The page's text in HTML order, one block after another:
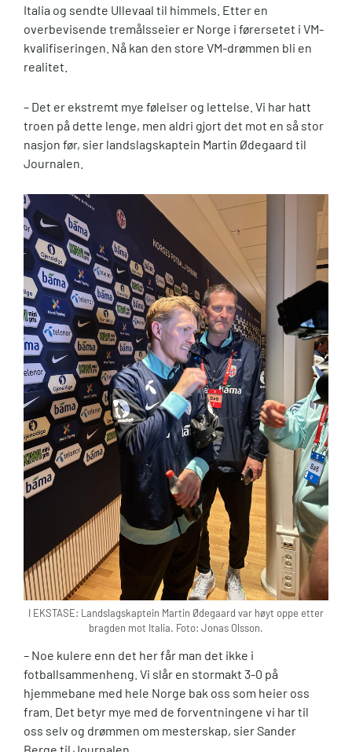
Italia og sendte Ullevaal til himmels. Etter en
overbevisende tremålsseier er Norge i førersetet i VM-
kvalifiseringen. Nå kan den store VM-drømmen bli en
realitet.
– Det er ekstremt mye følelser og lettelse. Vi har hatt
troen på dette lenge, men aldri gjort det mot en så stor
nasjon før, sier landslagskaptein Martin Ødegaard til
Journalen.
I EKSTASE: Landslagskaptein Martin Ødegaard var høyt oppe etter
bragden mot Italia. Foto: Jonas Olsson.
– Noe kulere enn det her får man det ikke i
fotballsammenheng. Vi slår en stormakt 3-0 på
hjemmebane med hele Norge bak oss som heier oss
fram. Det betyr mye med de forventningene vi har til
oss selv og drømmen om mesterskap, sier Sander